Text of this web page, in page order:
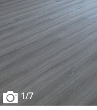
1/7